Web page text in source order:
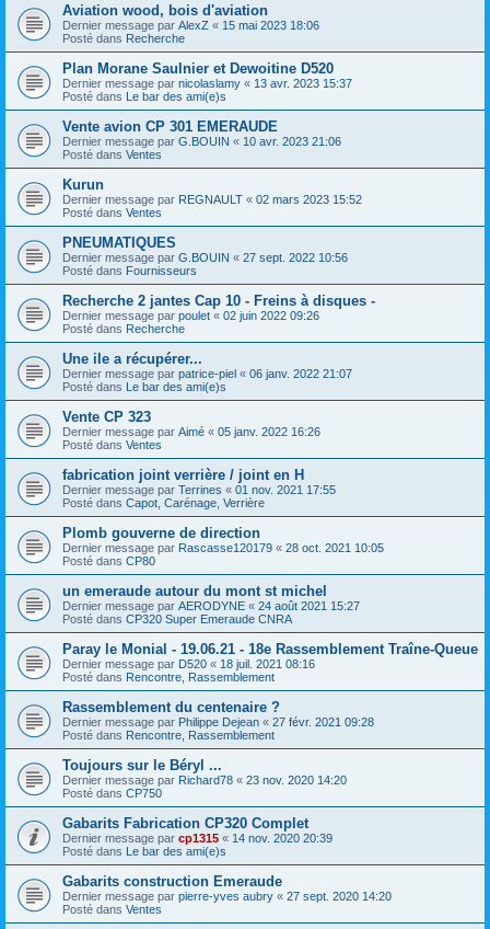
Aviation wood, bois d'aviation
Dernier message par AlexZ « 15 mai 2023 18:06
Posté dans Recherche
Plan Morane Saulnier et Dewoitine D520
Dernier message par nicolaslamy « 13 avr. 2023 15:37
Posté dans Le bar des ami(e)s
Vente avion CP 301 EMERAUDE
Dernier message par G.BOUIN « 10 avr. 2023 21:06
Posté dans Ventes
Kurun
Dernier message par REGNAULT « 02 mars 2023 15:52
Posté dans Ventes
PNEUMATIQUES
Dernier message par G.BOUIN « 27 sept. 2022 10:56
Posté dans Fournisseurs
Recherche 2 jantes Cap 10 - Freins à disques -
Dernier message par poulet « 02 juin 2022 09:26
Posté dans Recherche
Une ile a récupérer...
Dernier message par patrice-piel « 06 janv. 2022 21:07
Posté dans Le bar des ami(e)s
Vente CP 323
Dernier message par Aimé « 05 janv. 2022 16:26
Posté dans Ventes
fabrication joint verrière / joint en H
Dernier message par Terrines « 01 nov. 2021 17:55
Posté dans Capot, Carénage, Verrière
Plomb gouverne de direction
Dernier message par Rascasse120179 « 28 oct. 2021 10:05
Posté dans CP80
un emeraude autour du mont st michel
Dernier message par AERODYNE « 24 août 2021 15:27
Posté dans CP320 Super Emeraude CNRA
Paray le Monial - 19.06.21 - 18e Rassemblement Traîne-Queue
Dernier message par D520 « 18 juil. 2021 08:16
Posté dans Rencontre, Rassemblement
Rassemblement du centenaire ?
Dernier message par Philippe Dejean « 27 févr. 2021 09:28
Posté dans Rencontre, Rassemblement
Toujours sur le Béryl ...
Dernier message par Richard78 « 23 nov. 2020 14:20
Posté dans CP750
Gabarits Fabrication CP320 Complet
Dernier message par cp1315 « 14 nov. 2020 20:39
Posté dans Le bar des ami(e)s
Gabarits construction Emeraude
Dernier message par pierre-yves aubry « 27 sept. 2020 14:20
Posté dans Ventes